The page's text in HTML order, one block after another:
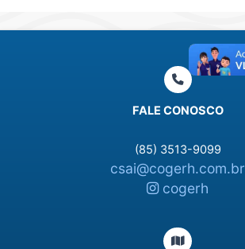
FALE CONOSCO
(85) 3513-9099
csai@cogerh.com.br
cogerh